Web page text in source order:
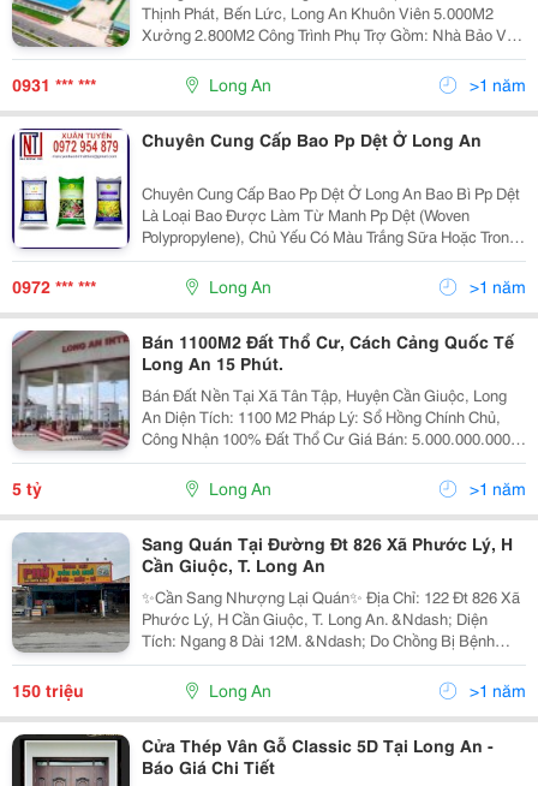
Thịnh Phát, Bến Lức, Long An Khuôn Viên 5.000M2
Xưởng 2.800M2 Công Trình Phụ Trợ Gồm: Nhà Bảo Vệ,
Nhà Vệ Sinh Nam Nữ, Sân Bãi Đường Đi. Xưởng Có Vị
Trí Nằm Giáp Ranh Với Thành Phố Hồ Chí Minh,...
0931 *** *** Long An >1 năm
Chuyên Cung Cấp Bao Pp Dệt Ở Long An
Chuyên Cung Cấp Bao Pp Dệt Ở Long An Bao Bì Pp Dệt
Là Loại Bao Được Làm Từ Manh Pp Dệt (Woven
Polypropylene), Chủ Yếu Có Màu Trắng Sữa Hoặc Trong,
Dùng Đựng Các Sản Phẩm Dạng Hạt, Bột, Viên Hoặc
Miểng Trong Ngành Công Nghiệp Thực Phẩm Và Hóa
Chất....
0972 *** *** Long An >1 năm
Bán 1100M2 Đất Thổ Cư, Cách Cảng Quốc Tế
Long An 15 Phút.
Bán Đất Nền Tại Xã Tân Tập, Huyện Cần Giuộc, Long
An Diện Tích: 1100 M2 Pháp Lý: Sổ Hồng Chính Chủ,
Công Nhận 100% Đất Thổ Cư Giá Bán: 5.000.000.000
Vnđ (Thương Lượng) ️ Hoa Hồng: 100Tr Cho Môi Giới
Mô Tả: Giao Thông Thuận Lợi, Gần Khu...
5 tỷ Long An >1 năm
Sang Quán Tại Đường Đt 826 Xã Phước Lý, H
Cần Giuộc, T. Long An
✨Cần Sang Nhượng Lại Quán✨ Địa Chỉ: 122 Đt 826 Xã
Phước Lý, H Cần Giuộc, T. Long An. &Ndash; Diện
Tích: Ngang 8 Dài 12M. &Ndash; Do Chồng Bị Bệnh
Nên Mình Cần Sang Nhượng Lại Cho Bạn Nào Có Nhu
Cầu Và Đam Mê Kinh Doanh. &Ndash; Quán Vẫn Đang
150 triệu Long An >1 năm
Cửa Thép Vân Gỗ Classic 5D Tại Long An -
Báo Giá Chi Tiết